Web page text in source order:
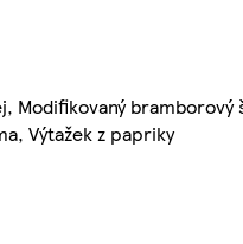
Modifikovaný
Výtažek z papriky